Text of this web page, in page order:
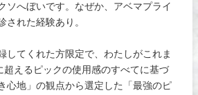
ソへぼいです。なぜか、アベマプライ
された経験あり。
してくれた方限定で、わたしがこれま
超えるピックの使用感のすべてに基づ
心地」の観点から選定した「最強のピ